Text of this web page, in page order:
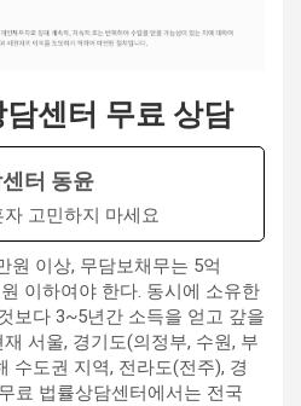
센터 무료 상담
터 동윤
고민하지 마세요
원 이상, 무담보채무는 5억
이하여야 한다. 동시에 소유한
보다 3~5년간 소득을 얻고 갚을
서울, 경기도(의정부, 수원, 부
수도권 지역, 전라도(전주), 경
료 법률상담센터에서는 전국